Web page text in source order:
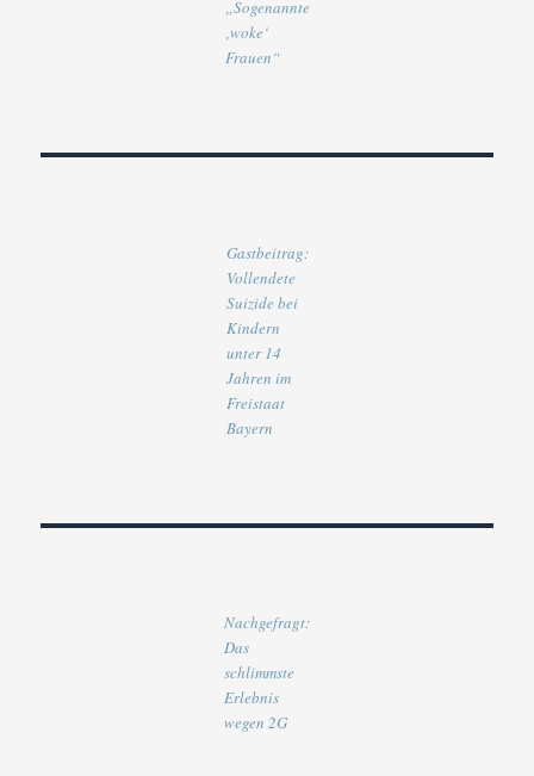
„Sogenannte
‚woke‘
Frauen“
Gastbeitrag:
Vollendete
Suizide bei
Kindern
unter 14
Jahren im
Freistaat
Bayern
Nachgefragt:
Das
schlimmste
Erlebnis
wegen 2G